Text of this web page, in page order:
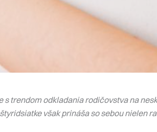
trendom odkladania rodičovstva na
však prináša so sebou nielen